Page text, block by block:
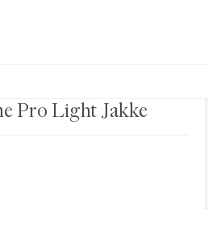
Pro Light Jakke